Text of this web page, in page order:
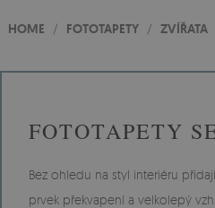
HOME / FOTOTAPETY / ZVÍŘATA
FOTOTAPETY
Bez ohledu na styl interiéru
prvek překvapení a velkolepý